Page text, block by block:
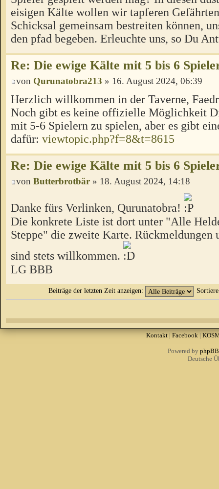
eisigen Kälte wollen wir tapferen
Schicksal gemeinsam bestreiten können,
den pfad begeben. Erleuchte uns, so Du
Re: Die ewige Kälte mit 5 bis 6
von Qurunatobra213 » 16. August 2024, 06:39
Herzlich willkommen in der Taverne,
Noch gibt es keine offizielle Möglichkeit
mit 5-6 Spielern zu spielen, aber es gibt
dafür: viewtopic.php?f=8&t=8615
Re: Die ewige Kälte mit 5 bis 6
von Butterbrotbär » 18. August 2024, 14:18
Danke fürs Verlinken, Qurunatobra!
Die konkrete Liste ist dort unter "Alle
Steppe" die zweite Karte. Rückmeldungen
sind stets willkommen.
LG BBB
Beiträge der letzten Zeit anzeigen:
Kontakt| Facebook|
Powered by phpBB
Deutsche